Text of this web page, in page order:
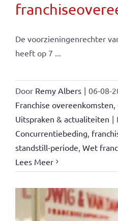
De voorzieningenrechter
heeft op 7 ...
Door Remy Albers | 06-08-
Franchise overeenkomsten,
Uitspraken & actualiteiten |
Concurrentiebeding,
standstill-periode, Wet
Lees Meer